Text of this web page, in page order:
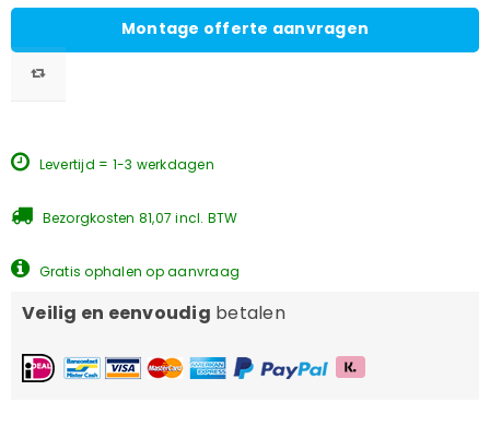
Montage offerte aanvragen
Levertijd = 1-3 werkdagen
Bezorgkosten 81,07 incl. BTW
Gratis ophalen op aanvraag
Veilig en eenvoudig betalen